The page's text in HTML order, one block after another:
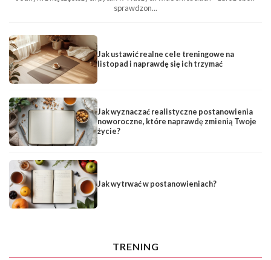
sprawdzon...
Jak ustawić realne cele treningowe na
listopad i naprawdę się ich trzymać
Jak wyznaczać realistyczne postanowienia
noworoczne, które naprawdę zmienią Twoje
życie?
Jak wytrwać w postanowieniach?
TRENING